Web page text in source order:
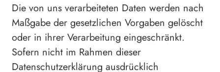
Die von uns verarbeiteten Daten werden nach
Maßgabe der gesetzlichen Vorgaben gelöscht
oder in ihrer Verarbeitung eingeschränkt.
Sofern nicht im Rahmen dieser
Datenschutzerklärung ausdrücklich